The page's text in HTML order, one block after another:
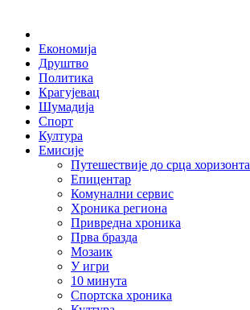
Економија
Друштво
Политика
Крагујевац
Шумадија
Спорт
Култура
Емисије
Путешествије до срца хоризонта
Епицентар
Комунални сервис
Хроника региона
Привредна хроника
Прва бразда
Мозаик
У игри
10 минута
Спортска хроника